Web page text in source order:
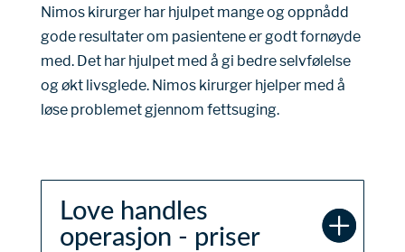
Nimos kirurger har hjulpet mange og oppnådd
gode resultater om pasientene er godt fornøyde
med. Det har hjulpet med å gi bedre selvfølelse
og økt livsglede. Nimos kirurger hjelper med å
løse problemet gjennom fettsuging.
Love handles
operasjon - priser